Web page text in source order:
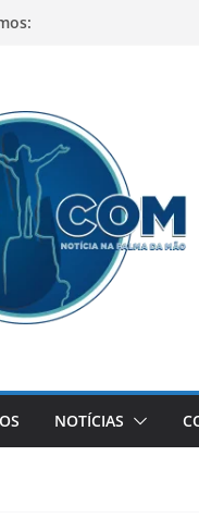
NOTÍCIAS